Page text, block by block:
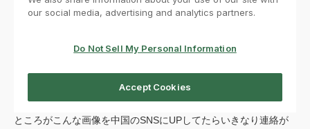
ところがこんな画像を中国のSNSにUPしてたらいきなり連絡が